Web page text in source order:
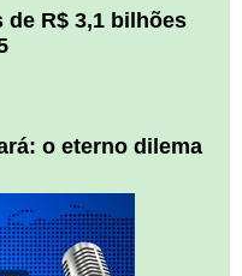
de R$ 3,1 bilhões
o eterno dilema